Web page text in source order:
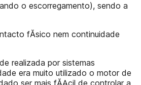
o escorregamento), sendo a
fĂ­sico nem continuidade
realizada por sistemas
era muito utilizado o motor de
ser mais fĂĄcil de controlar a